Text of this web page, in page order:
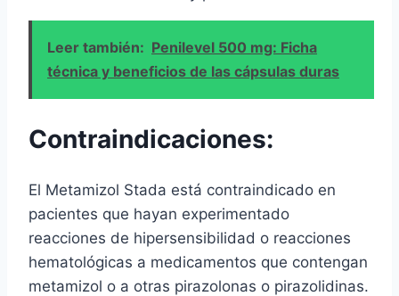
Leer también: Penilevel 500 mg: Ficha
técnica y beneficios de las cápsulas duras
Contraindicaciones:
El Metamizol Stada está contraindicado en
pacientes que hayan experimentado
reacciones de hipersensibilidad o reacciones
hematológicas a medicamentos que contengan
metamizol o a otras pirazolonas o pirazolidinas.